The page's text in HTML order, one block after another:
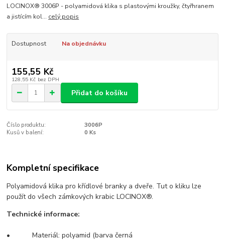
LOCINOX® 3006P - polyamidová klika s plastovými kroužky, čtyřhranem
a jistícím kol... celý popis
Dostupnost Na objednávku
155,55 Kč
128,55 Kč bez DPH
Přidat do košíku
Číslo produktu:
3006P
Kusů v balení:
0 Ks
Kompletní specifikace
Polyamidová klika pro křídlové branky a dveře. Tut o kliku lze
použít do všech zámkových krabic LOCINOX®.
Technické informace:
• Materiál: polyamid (barva černá